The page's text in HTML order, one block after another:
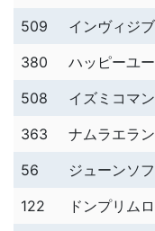
509
インヴィジ
380
ハッピーユ
508
イズミコマ
363
ナムラエラ
56
ジューンソ
122
ドンプリム